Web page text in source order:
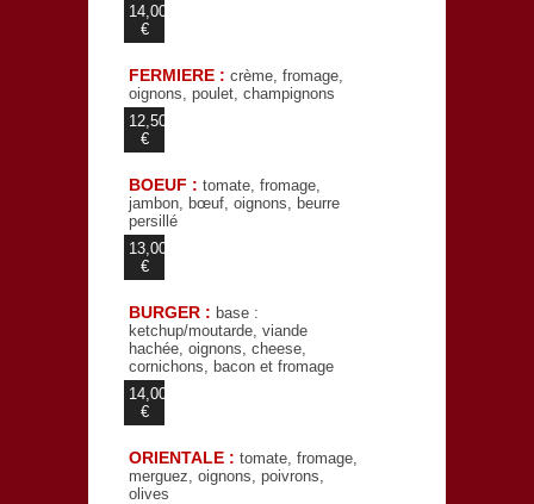
14,00
€
FERMIERE : crème, fromage,
oignons, poulet, champignons
12,50
€
BOEUF : tomate, fromage,
jambon, bœuf, oignons, beurre
persillé
13,00
€
BURGER : base :
ketchup/moutarde, viande
hachée, oignons, cheese,
cornichons, bacon et fromage
14,00
€
ORIENTALE : tomate, fromage,
merguez, oignons, poivrons,
olives